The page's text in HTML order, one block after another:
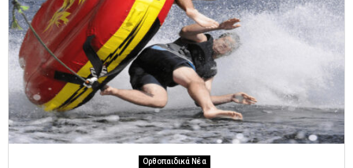
Ορθοπαιδικά Νέα